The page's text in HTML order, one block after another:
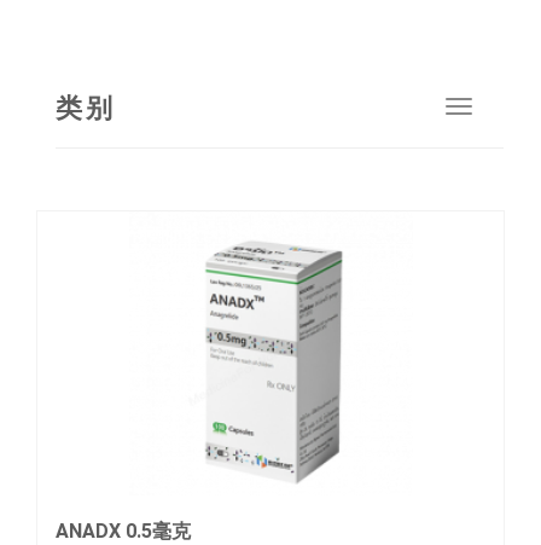
Toggle
类别
ANADX 0.5毫克